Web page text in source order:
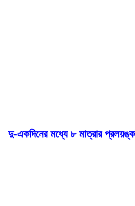
দু-একদিনের মধ্যে ৮ মাত্রার